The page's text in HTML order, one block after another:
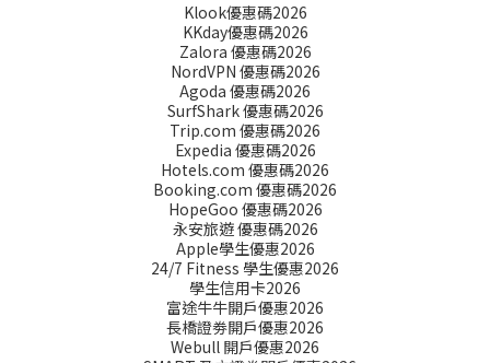
Klook優惠碼2026
KKday優惠碼2026
Zalora 優惠碼2026
NordVPN 優惠碼2026
Agoda 優惠碼2026
SurfShark 優惠碼2026
Trip.com 優惠碼2026
Expedia 優惠碼2026
Hotels.com 優惠碼2026
Booking.com 優惠碼2026
HopeGoo 優惠碼2026
永安旅遊 優惠碼2026
Apple學生優惠2026
24/7 Fitness 學生優惠2026
學生信用卡2026
富途牛牛開戶優惠2026
長橋證劵開戶優惠2026
Webull 開戶優惠2026